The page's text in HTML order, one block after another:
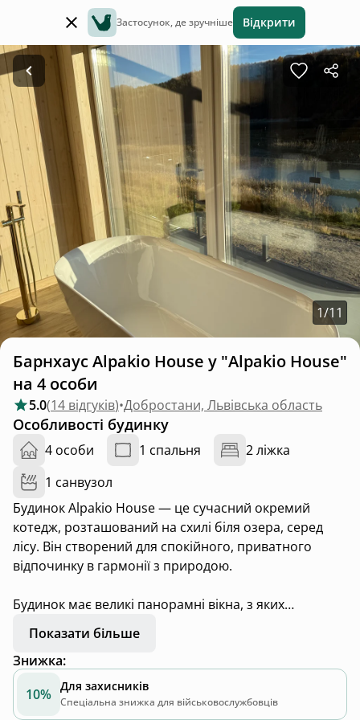
Застосунок, де зручніше Відкрити
1/11
Барнхаус Alpakio House у "Alpakio House"
на 4 особи
5.0(14 відгуків)•Добростани, Львівська область
Особливості будинку
4 особи 1 спальня
2 ліжка
1 санвузол
Будинок Alpakio House — це сучасний окремий
котедж, розташований на схилі біля озера, серед
лісу. Він створений для спокійного, приватного
відпочинку в гармонії з природою.
Будинок має великі панорамні вікна, з яких
відкривається мальовничий вид на озеро та лісисті
пагорби. У різні пори дня пейзаж змінюється:
ранковий туман над водою, сонячні відблиски вдень
та затишні вечори з природною тишею.
Показати більше
Знижка:
10% Для захисників
Спеціальна знижка для військовослужбовців